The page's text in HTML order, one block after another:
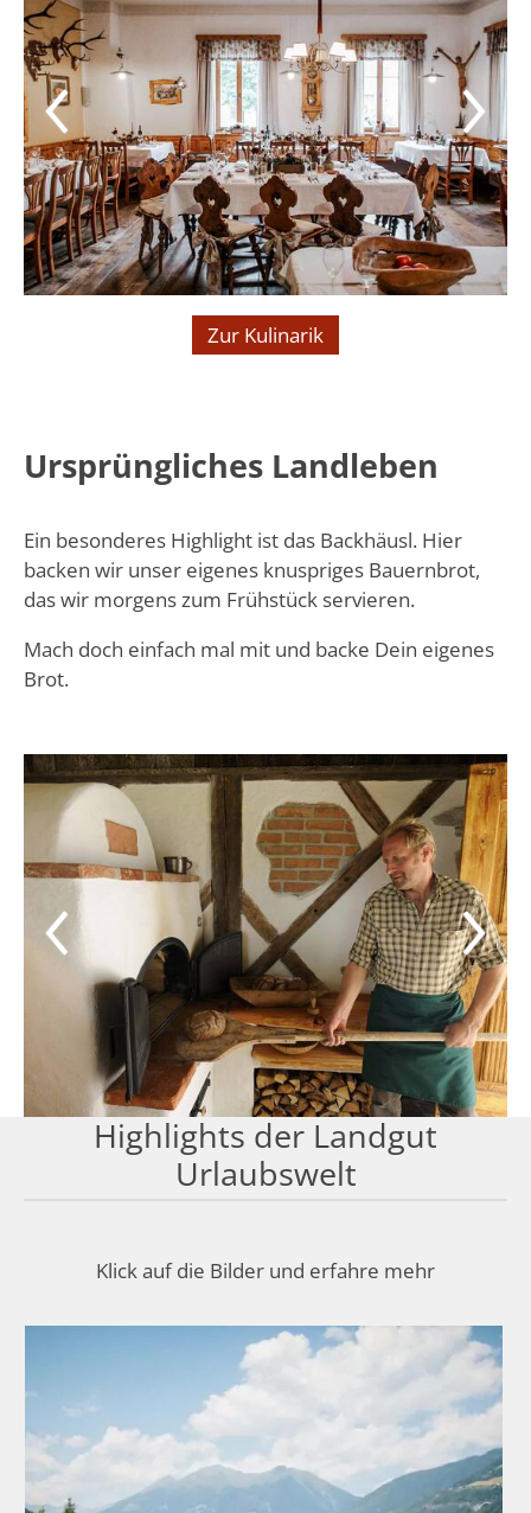
Zur Kulinarik
Ursprüngliches Landleben
Ein besonderes Highlight ist das Backhäusl. Hier
backen wir unser eigenes knuspriges Bauernbrot,
das wir morgens zum Frühstück servieren.
Mach doch einfach mal mit und backe Dein eigenes
Brot.
Highlights der Landgut
Urlaubswelt
Klick auf die Bilder und erfahre mehr
Ein Traum für Reiter